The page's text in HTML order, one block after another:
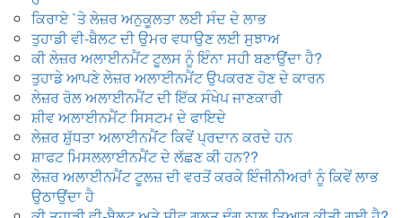
ਕਿਰਾਏ `ਤੇ ਲੇਜ਼ਰ ਅਨੁਕੂਲਤਾ ਲਈ ਸੰਦ ਦੇ ਲਾਭ
ਤੁਹਾਡੀ ਵੀ-ਬੈਲਟ ਦੀ ਉਮਰ ਵਧਾਉਣ ਲਈ ਸੁਝਾਅ
ਕੀ ਲੇਜ਼ਰ ਅਲਾਈਨਮੈਂਟ ਟੂਲਸ ਨੂੰ ਇੰਨਾ ਸਹੀ ਬਣਾਉਂਦਾ ਹੈ?
ਤੁਹਾਡੇ ਆਪਣੇ ਲੇਜ਼ਰ ਅਲਾਈਨਮੈਂਟ ਉਪਕਰਣ ਹੋਣ ਦੇ ਕਾਰਨ
ਲੇਜ਼ਰ ਰੋਲ ਅਲਾਈਨਮੈਂਟ ਦੀ ਇੱਕ ਸੰਖੇਪ ਜਾਣਕਾਰੀ
ਸ਼ੀਵ ਅਲਾਈਨਮੈਂਟ ਸਿਸਟਮ ਦੇ ਫਾਇਦੇ
ਲੇਜ਼ਰ ਸ਼ੁੱਧਤਾ ਅਲਾਈਨਮੈਂਟ ਕਿਵੇਂ ਪ੍ਰਦਾਨ ਕਰਦੇ ਹਨ
ਸ਼ਾਫਟ ਮਿਸਲਲਾਈਨਮੈਂਟ ਦੇ ਲੱਛਣ ਕੀ ਹਨ??
ਲੇਜ਼ਰ ਅਲਾਈਨਮੈਂਟ ਟੂਲਜ਼ ਦੀ ਵਰਤੋਂ ਕਰਕੇ ਇੰਜੀਨੀਅਰਾਂ ਨੂੰ ਕਿਵੇਂ ਲਾਭ
ਉਠਾਉਂਦਾ ਹੈ